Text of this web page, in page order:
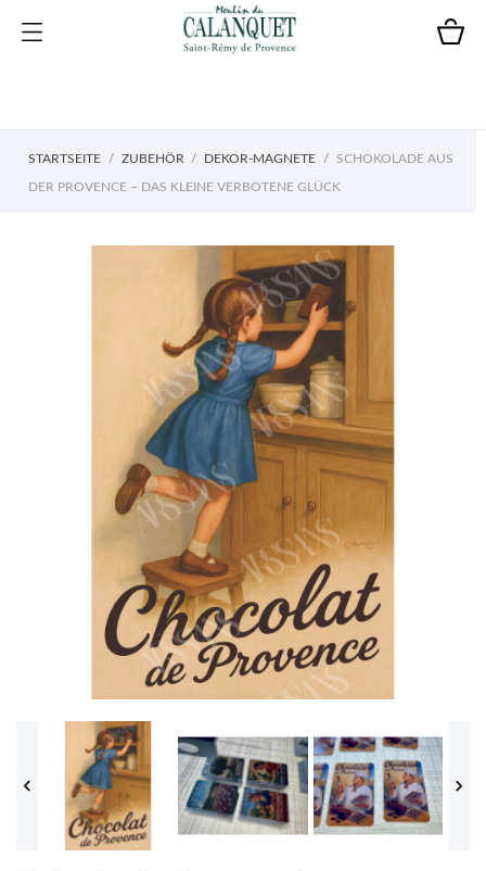
STARTSEITE ZUBEHÖR DEKOR-MAGNETE SCHOKOLADE AUS
DER PROVENCE – DAS KLEINE VERBOTENE GLÜCK
 